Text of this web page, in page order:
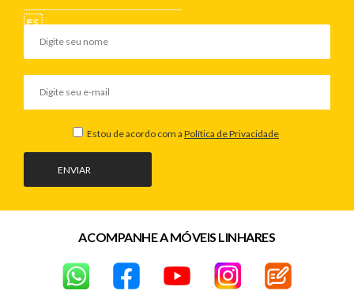
ENVIAR
Estou de acordo com a Política de Privacidade
ACOMPANHE A MÓVEIS LINHARES